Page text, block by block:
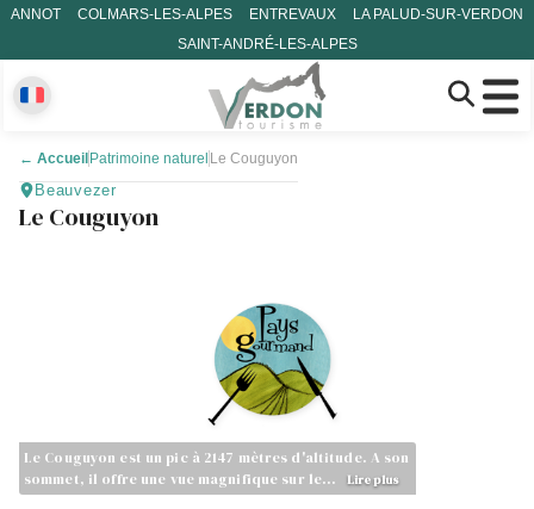
ANNOT COLMARS-LES-ALPES ENTREVAUX
LA PALUD-SUR-VERDON
SAINT-ANDRÉ-LES-ALPES
← Accueil Patrimoine naturel Le Couguyon
Beauvezer
Le Couguyon
Le Couguyon est un pic à 2147 mètres d'altitude. A son
sommet, il offre une vue magnifique sur le…
Lire plus